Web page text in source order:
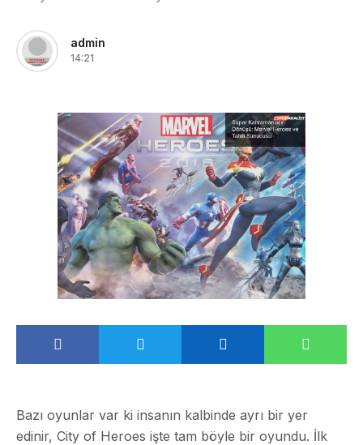
admin
14:21
Bazı oyunlar var ki insanın kalbinde ayrı bir yer
edinir, City of Heroes işte tam böyle bir oyundu. İlk